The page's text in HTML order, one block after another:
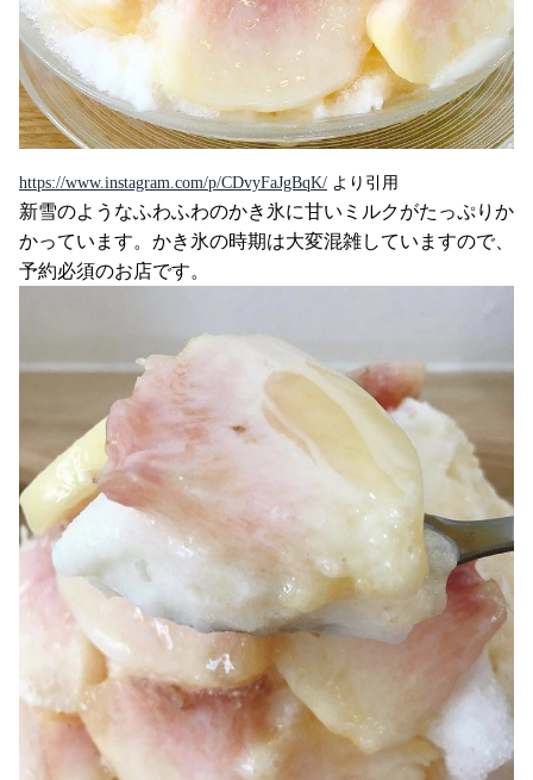
https://www.instagram.com/p/CDvyFaJgBqK/ より引用
新雪のようなふわふわのかき氷に甘いミルクがたっぷりか
かっています。かき氷の時期は大変混雑していますので、
予約必須のお店です。